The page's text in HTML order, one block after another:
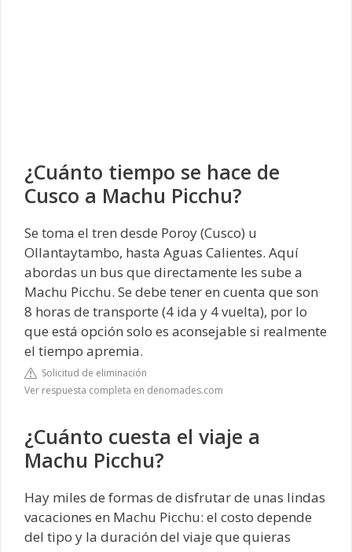
¿Cuánto tiempo se hace de
Cusco a Machu Picchu?
Se toma el tren desde Poroy (Cusco) u
Ollantaytambo, hasta Aguas Calientes. Aquí
abordas un bus que directamente les sube a
Machu Picchu. Se debe tener en cuenta que son
8 horas de transporte (4 ida y 4 vuelta), por lo
que está opción solo es aconsejable si realmente
el tiempo apremia.
Solicitud de eliminación
Ver respuesta completa en denomades.com
¿Cuánto cuesta el viaje a
Machu Picchu?
Hay miles de formas de disfrutar de unas lindas
vacaciones en Machu Picchu: el costo depende
del tipo y la duración del viaje que quieras